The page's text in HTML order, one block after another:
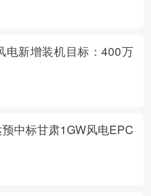
电新增装机目标：400万
中标甘肃1GW风电EPC